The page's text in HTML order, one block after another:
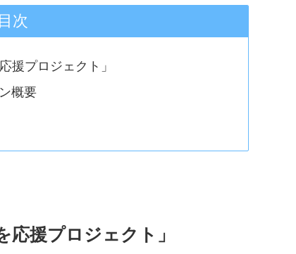
目次
援プロジェクト」
概要
援プロジェクト」